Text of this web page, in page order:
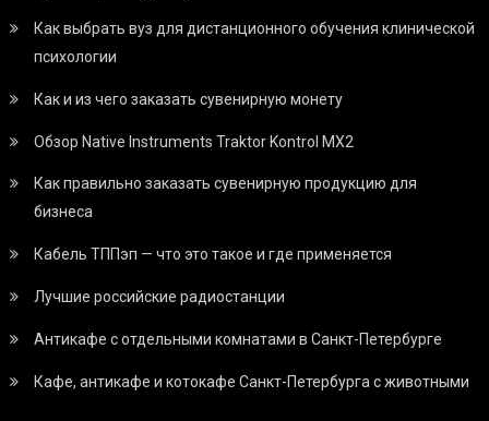
Как выбрать вуз для дистанционного обучения клинической
психологии
Как и из чего заказать сувенирную монету
Обзор Native Instruments Traktor Kontrol MX2
Как правильно заказать сувенирную продукцию для
бизнеса
Кабель ТППэп — что это такое и где применяется
Лучшие российские радиостанции
Антикафе с отдельными комнатами в Санкт-Петербурге
Кафе, антикафе и котокафе Санкт-Петербурга с животными